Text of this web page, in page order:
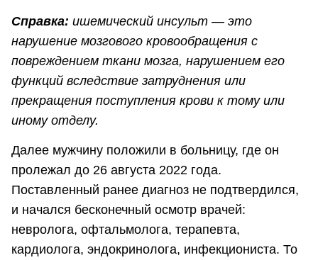
Справка: ишемический инсульт — это
нарушение мозгового кровообращения с
повреждением ткани мозга, нарушением его
функций вследствие затруднения или
прекращения поступления крови к тому или
иному отделу.
Далее мужчину положили в больницу, где он
пролежал до 26 августа 2022 года.
Поставленный ранее диагноз не подтвердился,
и начался бесконечный осмотр врачей:
невролога, офтальмолога, терапевта,
кардиолога, эндокринолога, инфекциониста. То